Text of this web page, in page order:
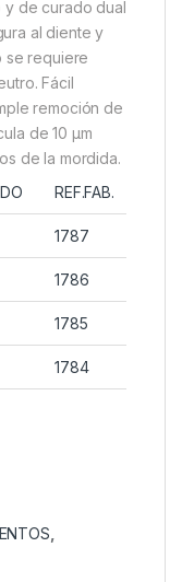
y de curado dual
al diente y
se requiere
Fácil
remoción de
de 10 μm
de la mordida.
REF.FAB.
1787
1786
1785
1784